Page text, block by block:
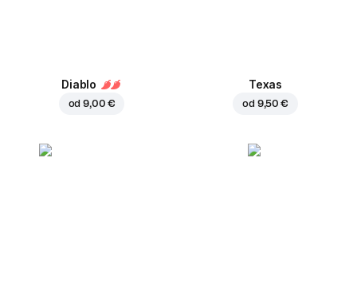
Diablo
od9,00 €
Texas
od 9,50 €